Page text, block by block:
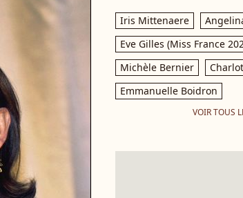
Iris Mittenaere
Eve Gilles (Miss France
Michèle Bernier
Emmanuelle Boidron
VOIR TOUS